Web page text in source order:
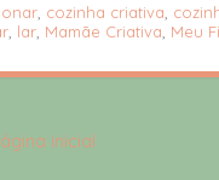
cozinha criativa
lar Mamãe Criativa Meu
inicial